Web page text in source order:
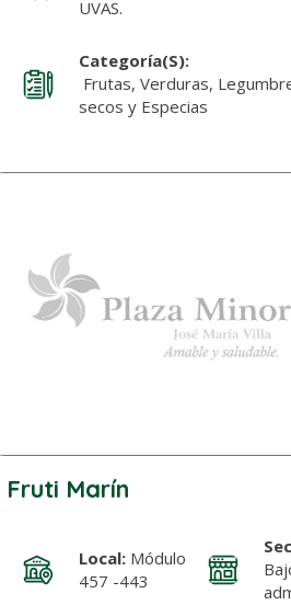
UVAS.
Categoría(s):
Frutas, Verduras,
secos y Especias
Fruti Marín
Local:Módulo
457 -443